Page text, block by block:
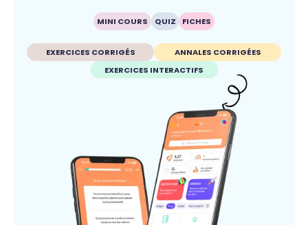
MINI COURS QUIZ FICHES
EXERCICES CORRIGÉS
ANNALES CORRIGÉES
EXERCICES INTERACTIFS